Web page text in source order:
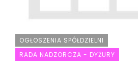
OGŁOSZENIA SPÓŁDZIELNI
RADA NADZORCZA - DYŻURY